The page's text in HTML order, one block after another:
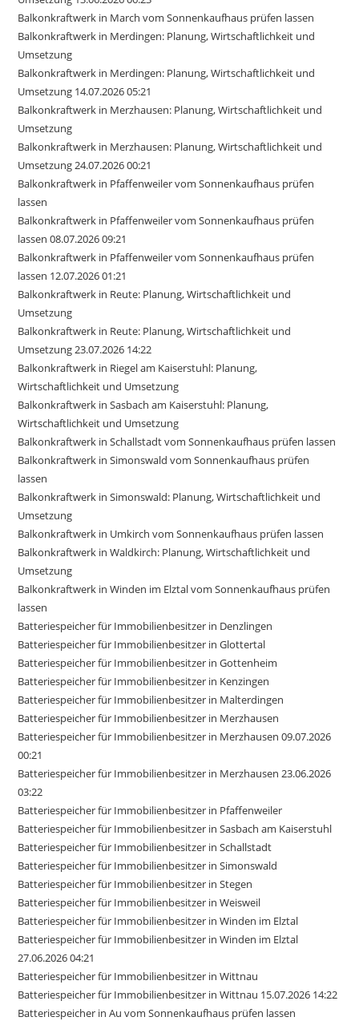
Balkonkraftwerk in March vom Sonnenkaufhaus prüfen lassen
Balkonkraftwerk in Merdingen: Planung, Wirtschaftlichkeit und
Umsetzung
Balkonkraftwerk in Merdingen: Planung, Wirtschaftlichkeit und
Umsetzung 14.07.2026 05:21
Balkonkraftwerk in Merzhausen: Planung, Wirtschaftlichkeit und
Umsetzung
Balkonkraftwerk in Merzhausen: Planung, Wirtschaftlichkeit und
Umsetzung 24.07.2026 00:21
Balkonkraftwerk in Pfaffenweiler vom Sonnenkaufhaus prüfen
lassen
Balkonkraftwerk in Pfaffenweiler vom Sonnenkaufhaus prüfen
lassen 08.07.2026 09:21
Balkonkraftwerk in Pfaffenweiler vom Sonnenkaufhaus prüfen
lassen 12.07.2026 01:21
Balkonkraftwerk in Reute: Planung, Wirtschaftlichkeit und
Umsetzung
Balkonkraftwerk in Reute: Planung, Wirtschaftlichkeit und
Umsetzung 23.07.2026 14:22
Balkonkraftwerk in Riegel am Kaiserstuhl: Planung,
Wirtschaftlichkeit und Umsetzung
Balkonkraftwerk in Sasbach am Kaiserstuhl: Planung,
Wirtschaftlichkeit und Umsetzung
Balkonkraftwerk in Schallstadt vom Sonnenkaufhaus prüfen lassen
Balkonkraftwerk in Simonswald vom Sonnenkaufhaus prüfen
lassen
Balkonkraftwerk in Simonswald: Planung, Wirtschaftlichkeit und
Umsetzung
Balkonkraftwerk in Umkirch vom Sonnenkaufhaus prüfen lassen
Balkonkraftwerk in Waldkirch: Planung, Wirtschaftlichkeit und
Umsetzung
Balkonkraftwerk in Winden im Elztal vom Sonnenkaufhaus prüfen
lassen
Batteriespeicher für Immobilienbesitzer in Denzlingen
Batteriespeicher für Immobilienbesitzer in Glottertal
Batteriespeicher für Immobilienbesitzer in Gottenheim
Batteriespeicher für Immobilienbesitzer in Kenzingen
Batteriespeicher für Immobilienbesitzer in Malterdingen
Batteriespeicher für Immobilienbesitzer in Merzhausen
Batteriespeicher für Immobilienbesitzer in Merzhausen 09.07.2026
00:21
Batteriespeicher für Immobilienbesitzer in Merzhausen 23.06.2026
03:22
Batteriespeicher für Immobilienbesitzer in Pfaffenweiler
Batteriespeicher für Immobilienbesitzer in Sasbach am Kaiserstuhl
Batteriespeicher für Immobilienbesitzer in Schallstadt
Batteriespeicher für Immobilienbesitzer in Simonswald
Batteriespeicher für Immobilienbesitzer in Stegen
Batteriespeicher für Immobilienbesitzer in Weisweil
Batteriespeicher für Immobilienbesitzer in Winden im Elztal
Batteriespeicher für Immobilienbesitzer in Winden im Elztal
27.06.2026 04:21
Batteriespeicher für Immobilienbesitzer in Wittnau
Batteriespeicher für Immobilienbesitzer in Wittnau 15.07.2026 14:22
Batteriespeicher in Au vom Sonnenkaufhaus prüfen lassen